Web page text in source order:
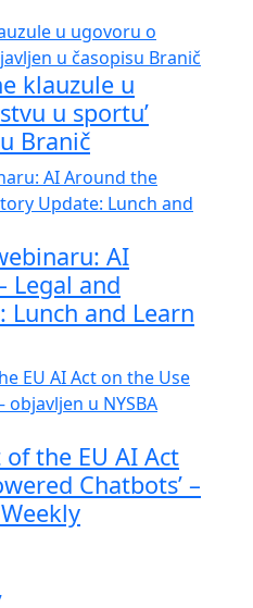
klauzule u
u sportu’
Branič
AI
Legal and
Lunch and Learn
of the EU AI Act
Chatbots’ –